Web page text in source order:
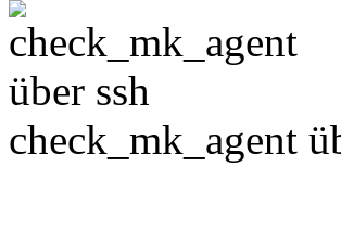
check_mk_agent